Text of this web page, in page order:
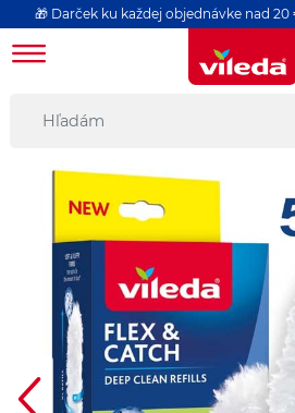
ku každej objednávke nad 20 € -